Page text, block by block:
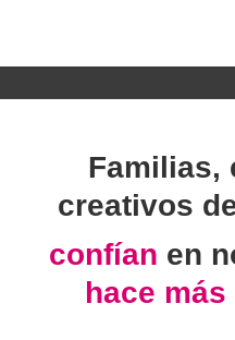
Familias,
creativos
confían en
hace más